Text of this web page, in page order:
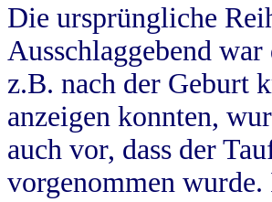
Die ursprüngliche
Ausschlaggebend
z.B. nach der Geburt
anzeigen konnten,
auch vor, dass der
vorgenommen